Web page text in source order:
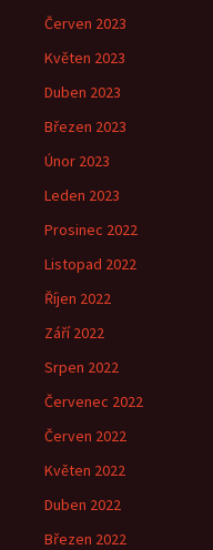
Červen 2023
Květen 2023
Duben 2023
Březen 2023
Únor 2023
Leden 2023
Prosinec 2022
Listopad 2022
Říjen 2022
Září 2022
Srpen 2022
Červenec 2022
Červen 2022
Květen 2022
Duben 2022
Březen 2022